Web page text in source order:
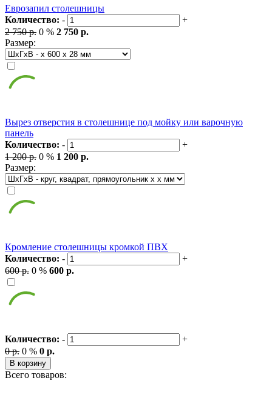
Еврозапил столешницы
Количество: -
+
2 750 р. 0 % 2 750 р.
Размер:
Вырез отверстия в столешнице под мойку или варочную
панель
Количество: -
+
1 200 р. 0 % 1 200 р.
Размер:
Кромление столешницы кромкой ПВХ
Количество: -
+
600 р. 0 % 600 р.
Количество: -
+
0 р. 0 % 0 р.
В корзину
Всего товаров: